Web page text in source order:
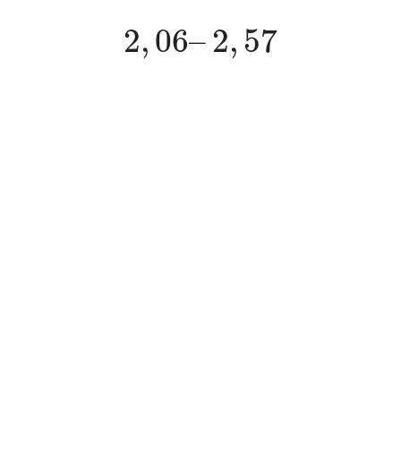
2, 06–2, 57
2 06 2 57